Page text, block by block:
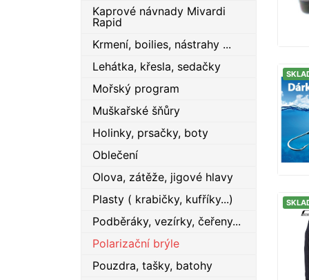
Kaprové návnady Mivardi
Rapid
Krmení, boilies, nástrahy ...
Lehátka, křesla, sedačky
Mořský program
Muškařské šňůry
Holinky, prsačky, boty
Oblečení
Olova, zátěže, jigové hlavy
Plasty ( krabičky, kufříky...)
Podběráky, vezírky, čeřeny...
Polarizační brýle
Pouzdra, tašky, batohy